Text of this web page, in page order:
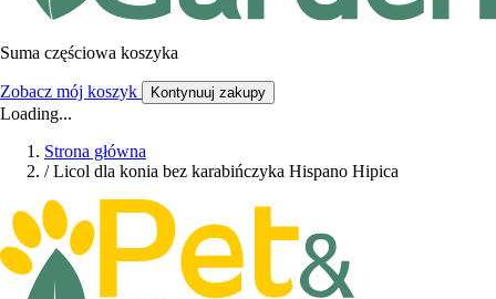
Suma częściowa koszyka
Zobacz mój koszyk Kontynuuj zakupy
Loading...
Strona główna
/ Licol dla konia bez karabińczyka Hispano Hipica